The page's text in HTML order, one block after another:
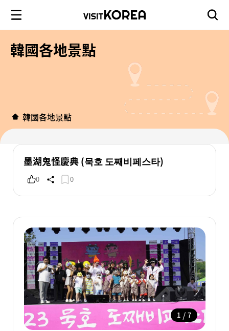
韓國各地景點
韓國各地景點
墨湖鬼怪慶典 (묵호 도째비페스타)
0 0
1 / 7